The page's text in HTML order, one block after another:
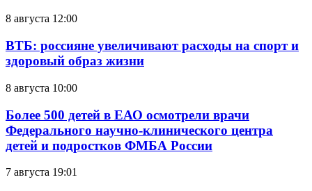
8 августа 12:00
ВТБ: россияне увеличивают расходы на спорт и
здоровый образ жизни
8 августа 10:00
Более 500 детей в ЕАО осмотрели врачи
Федерального научно-клинического центра
детей и подростков ФМБА России
7 августа 19:01